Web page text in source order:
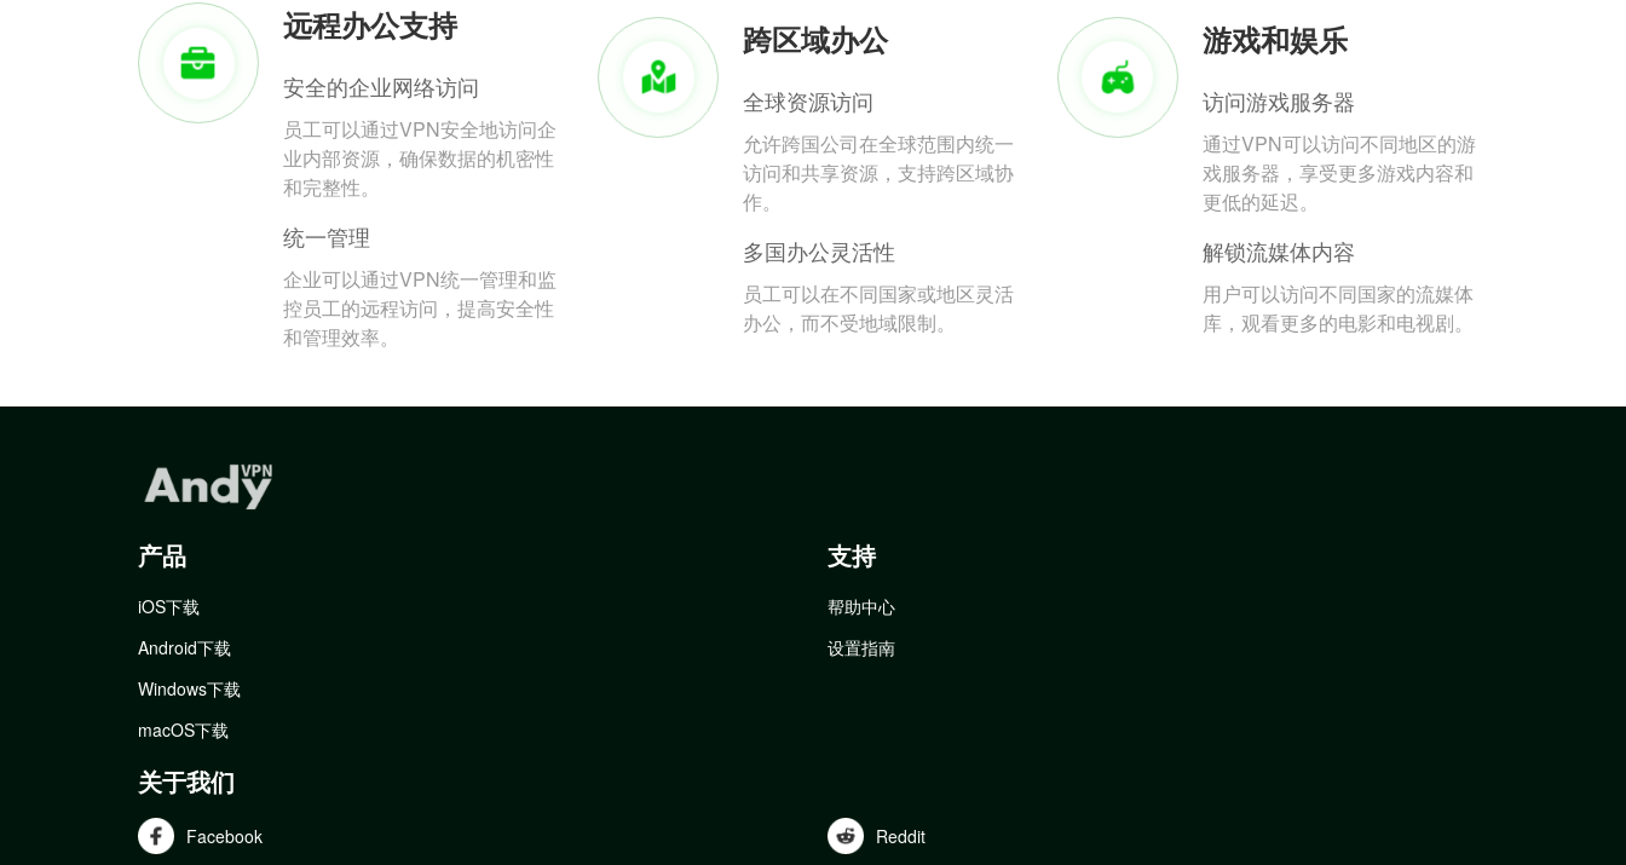
远程办公支持
安全的企业网络访问
员工可以通过VPN安全地访问企
业内部资源，确保数据的机密性
和完整性。
统一管理
企业可以通过VPN统一管理和监
控员工的远程访问，提高安全性
和管理效率。
跨区域办公
全球资源访问
允许跨国公司在全球范围内统一
访问和共享资源，支持跨区域协
作。
多国办公灵活性
员工可以在不同国家或地区灵活
办公，而不受地域限制。
游戏和娱乐
访问游戏服务器
通过VPN可以访问不同地区的游
戏服务器，享受更多游戏内容和
更低的延迟。
解锁流媒体内容
用户可以访问不同国家的流媒体
库，观看更多的电影和电视剧。
产品
iOS下载
Android下载
Windows下载
macOS下载
支持
帮助中心
设置指南
关于我们
Facebook Reddit